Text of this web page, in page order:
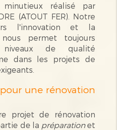
réalisé par
(ATOUT FER). Notre
l'innovation et la
permet toujours
de qualité
dans les projets de
une rénovation
projet de rénovation
de la préparationet